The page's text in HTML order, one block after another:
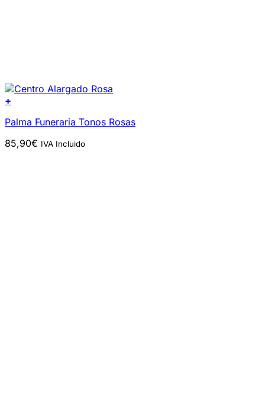
+
Palma Funeraria Tonos Rosas
85,90€ IVA Incluido